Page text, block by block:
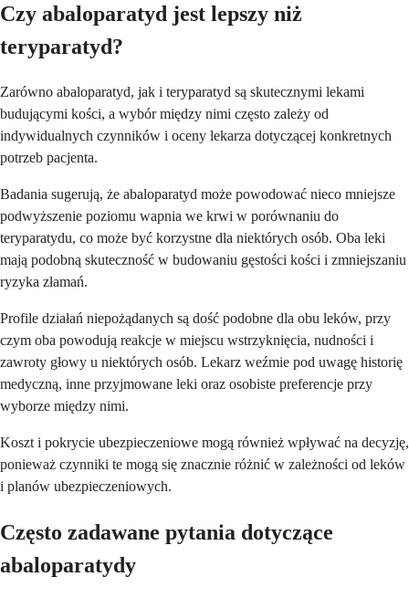
Czy abaloparatyd jest lepszy niż
teryparatyd?
Zarówno abaloparatyd, jak i teryparatyd są skutecznymi lekami
budującymi kości, a wybór między nimi często zależy od
indywidualnych czynników i oceny lekarza dotyczącej konkretnych
potrzeb pacjenta.
Badania sugerują, że abaloparatyd może powodować nieco mniejsze
podwyższenie poziomu wapnia we krwi w porównaniu do
teryparatydu, co może być korzystne dla niektórych osób. Oba leki
mają podobną skuteczność w budowaniu gęstości kości i zmniejszaniu
ryzyka złamań.
Profile działań niepożądanych są dość podobne dla obu leków, przy
czym oba powodują reakcje w miejscu wstrzyknięcia, nudności i
zawroty głowy u niektórych osób. Lekarz weźmie pod uwagę historię
medyczną, inne przyjmowane leki oraz osobiste preferencje przy
wyborze między nimi.
Koszt i pokrycie ubezpieczeniowe mogą również wpływać na decyzję,
ponieważ czynniki te mogą się znacznie różnić w zależności od leków
i planów ubezpieczeniowych.
Często zadawane pytania dotyczące
abaloparatydy